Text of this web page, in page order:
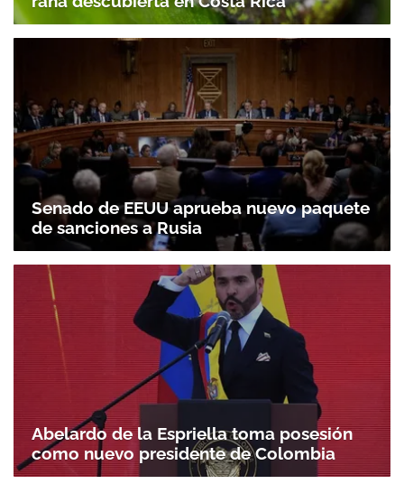
Senado de EEUU aprueba nuevo paquete
de sanciones a Rusia
Abelardo de la Espriella toma posesión
como nuevo presidente de Colombia